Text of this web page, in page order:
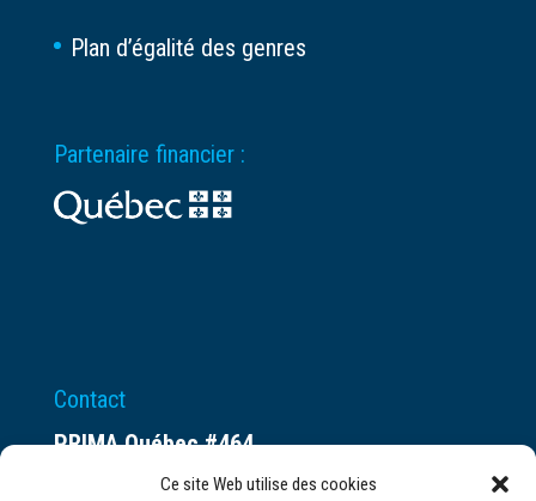
Ce site Web utilise des cookies
Plan d’égalité des genres
Partenaire financier :
Contact
PRIMA Québec #464
Espace ax.c